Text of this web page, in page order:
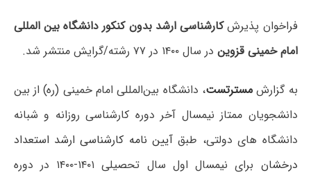
فراخوان پذیرشکارشناسی ارشد بدون کنکور دانشگاه بین المللی
امام خمینی قزوین در سال ۱۴۰۰ در ۷۷ رشته/گرایش منتشر شد.
به گزارشمسترتست، دانشگاه بین‌المللی امام خمینی (ره) از بین
دانشجویان ممتاز نیمسال آخر دوره کارشناسی روزانه و شبانه
دانشگاه ­های دولتی، طبق آیین نامه کارشناسی ارشد استعداد
درخشان
برای نیمسال اول سال تحصیلی ۱۴۰۱-۱۴۰۰ در دوره